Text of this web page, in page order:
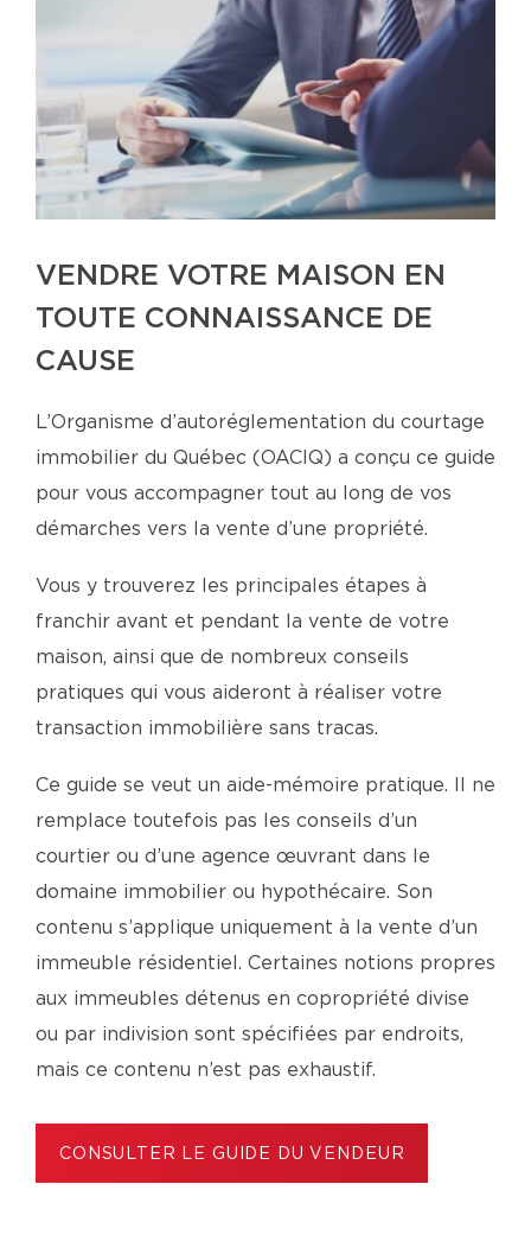
VENDRE VOTRE MAISON EN
TOUTE CONNAISSANCE DE
CAUSE
L’Organisme d’autoréglementation du courtage
immobilier du Québec (OACIQ) a conçu ce guide
pour vous accompagner tout au long de vos
démarches vers la vente d’une propriété.
Vous y trouverez les principales étapes à
franchir avant et pendant la vente de votre
maison, ainsi que de nombreux conseils
pratiques qui vous aideront à réaliser votre
transaction immobilière sans tracas.
Ce guide se veut un aide-mémoire pratique. Il ne
remplace toutefois pas les conseils d’un
courtier ou d’une agence œuvrant dans le
domaine immobilier ou hypothécaire. Son
contenu s’applique uniquement à la vente d’un
immeuble résidentiel. Certaines notions propres
aux immeubles détenus en copropriété divise
ou par indivision sont spécifiées par endroits,
mais ce contenu n’est pas exhaustif.
CONSULTER LE GUIDE DU VENDEUR